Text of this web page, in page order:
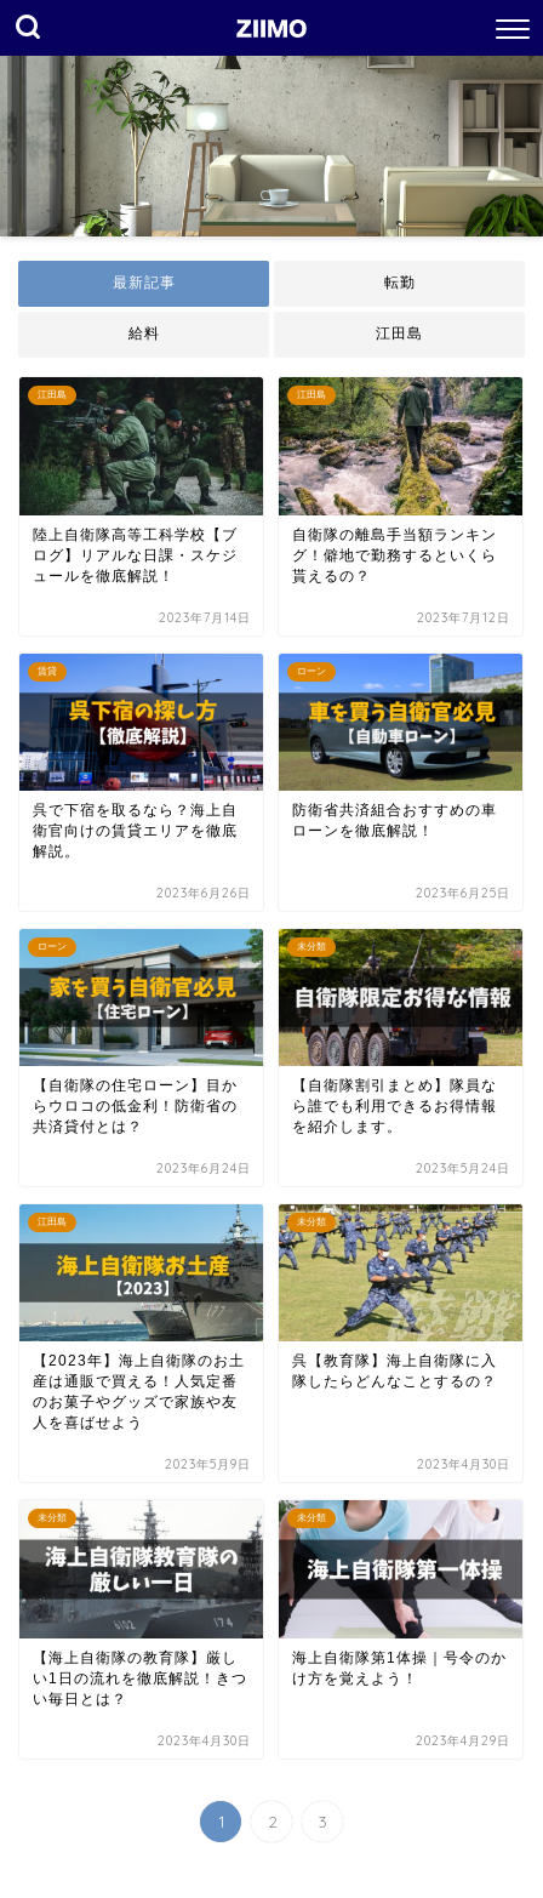
最新記事 転勤
給料 江田島
江田島
陸上自衛隊高等工科学校【ブ
ログ】リアルな日課・スケジ
ュールを徹底解説！
2023年7月14日
江田島
自衛隊の離島手当額ランキン
グ！僻地で勤務するといくら
貰えるの？
2023年7月12日
賃貸
呉で下宿を取るなら？海上自
衛官向けの賃貸エリアを徹底
解説。
2023年6月26日
ローン
防衛省共済組合おすすめの車
ローンを徹底解説！
2023年6月25日
ローン
【自衛隊の住宅ローン】目か
らウロコの低金利！防衛省の
共済貸付とは？
2023年6月24日
未分類
【自衛隊割引まとめ】隊員な
ら誰でも利用できるお得情報
を紹介します。
2023年5月24日
江田島
【2023年】海上自衛隊のお土
産は通販で買える！人気定番
のお菓子やグッズで家族や友
人を喜ばせよう
2023年5月9日
未分類
呉【教育隊】海上自衛隊に入
隊したらどんなことするの？
2023年4月30日
未分類
【海上自衛隊の教育隊】厳し
い1日の流れを徹底解説！きつ
い毎日とは？
2023年4月30日
未分類
海上自衛隊第1体操｜号令のか
け方を覚えよう！
2023年4月29日
1 2 3